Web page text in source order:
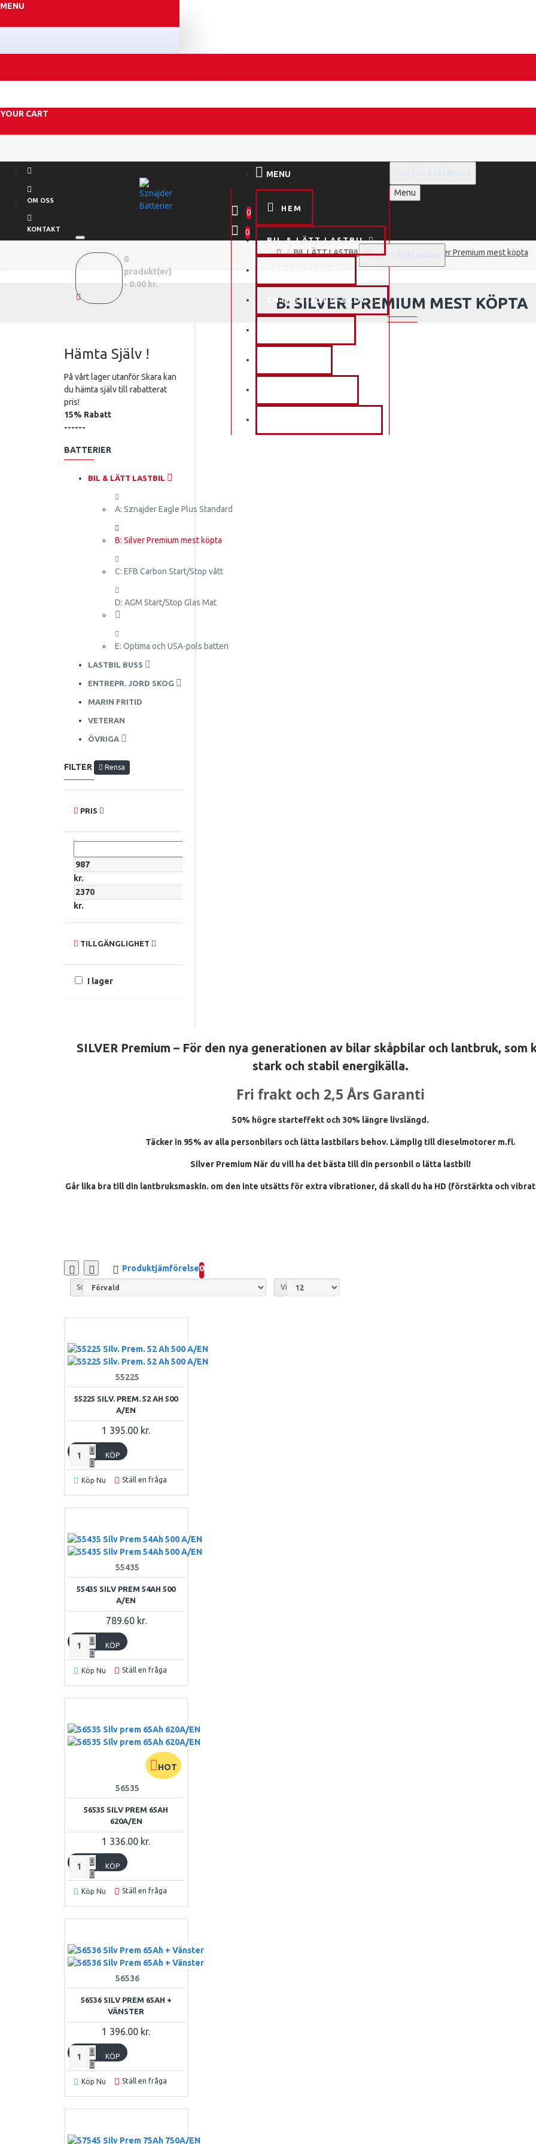
MENU
YOUR CART
OM OSS
KONTAKT
Visa Pris
0
produkt(er)
- 0.00 kr.
MENU
HEM
BIL & LÄTT LASTBIL
ENTREP-JORD-SKOG
Menu
0
0
BIL LÄTT LASTBIL Översikt alla B: Silver Premium mest köpta
B: SILVER PREMIUM MEST KÖPTA
Hämta Själv !
På vårt lager utanför Skara kan
du hämta själv till rabatterat
pris!
15% Rabatt
------
BATTERIER
BIL & LÄTT LASTBIL
A: Sznajder Eagle Plus Standard
B: Silver Premium mest köpta
C: EFB Carbon Start/Stop vått
D: AGM Start/Stop Glas Mat
E: Optima och USA-pols batteri
LASTBIL BUSS
ENTREPR. JORD SKOG
MARIN FRITID
VETERAN
ÖVRIGA
FILTER Rensa
PRIS
kr.
kr.
TILLGÄNGLIGHET
I lager
SILVER Premium – För den nya generationen av bilar skåpbilar och lantbruk, som
stark och stabil energikälla.
Fri frakt och 2,5 Års Garanti
50% högre starteffekt och 30% längre livslängd.
Täcker in 95% av alla personbilars och lätta lastbilars behov. Lämplig till dieselmotorer m.fl.
Silver Premium När du vill ha det bästa till din personbil o lätta lastbil!
Går lika bra till din lantbruksmaskin. om den inte utsätts för extra vibrationer, då skall du ha HD (förstärkta och
Produktjämförelse0
Sortera efter: Visa:
55225
55225 SILV. PREM. 52 AH 500
A/EN
1 395.00 kr.
KÖP
Köp Nu Ställ en fråga
55435
55435 SILV PREM 54AH 500
A/EN
789.60 kr.
KÖP
Köp Nu Ställ en fråga
HOT
56535
56535 SILV PREM 65AH
620A/EN
1 336.00 kr.
KÖP
Köp Nu Ställ en fråga
56536
56536 SILV PREM 65AH +
VÄNSTER
1 396.00 kr.
KÖP
Köp Nu Ställ en fråga